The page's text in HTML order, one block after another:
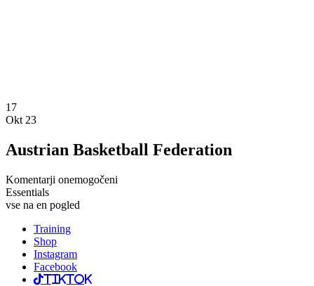
17
Okt 23
Austrian Basketball Federation
Komentarji onemogočeni
Essentials
vse na en pogled
Training
Shop
Instagram
Facebook
TikTok